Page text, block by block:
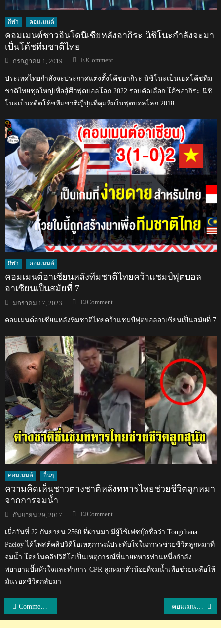
กีฬา คอมเมนต์
คอมเมนต์ชาวอินโดนีเซียหลังอากิระ นิชิโนะกำลังจะมา
เป็นโค้ชทีมชาติไทย
Posted
on
กรกฎาคม 1, 2019 Author
EJComment
ประเทศไทยกำลังจะประกาศแต่งตั้งโค้ชอากิระ นิชิโนะเป็นเฮดโค้ชทีม
ชาติไทยชุดใหญ่เพื่อสู้ศึกฟุตบอลโลก 2022 รอบคัดเลือก โค้ชอากิระ นิชิ
โนะเป็นอดีตโค้ชทีมชาติญี่ปุ่นที่คุมทีมในฟุตบอลโลก 2018
กีฬา คอมเมนต์
คอมเมนต์อาเซียนหลังทีมชาติไทยคว้าแชมป์ฟุตบอล
อาเซียนเป็นสมัยที่ 7
Posted
on
มกราคม 17, 2023 Author
EJComment
คอมเมนต์อาเซียนหลังทีมชาติไทยคว้าแชมป์ฟุตบอลอาเซียนเป็นสมัยที่ 7
คอมเมนต์ อื่นๆ
ความคิดเห็นชาวต่างชาติหลังทหารไทยช่วยชีวิตลูกหมา
จากการจมน้ำ
Posted
on
กันยายน 29, 2017 Author
EJComment
เมื่อวันที่ 22 กันยายน 2560 ที่ผ่านมา มีผู้ใช้เฟซบุ๊กชื่อว่า Tongchana
Paeloy ได้โพสต์คลิปวิดีโอเหตุการณ์ประทับใจในการรช่วยชีวิตลูกหมาที่
จมน้ำ โดยในคลิปวิดีโอเป็นเหตุการณ์ที่นายทหารท่านหนึ่งกำลัง
พยายามปั๊มหัวใจและทำการ CPR ลูกหมาตัวน้อยที่จมน้ำเพื่อช่วยเหลือให้
มันรอดชีวิตกลับมา
แนะแนว
Comment แฟนแบดมินตันทั่วโลกหลังทีมไทยเอาชนะทีมจีน 3-2 ศึกอูเบอร์คัพ คอมเมนต์แฟนแบดมินตันทั่วโลกในนัดชิงชนะเลิศอูเบอร์ คัพ